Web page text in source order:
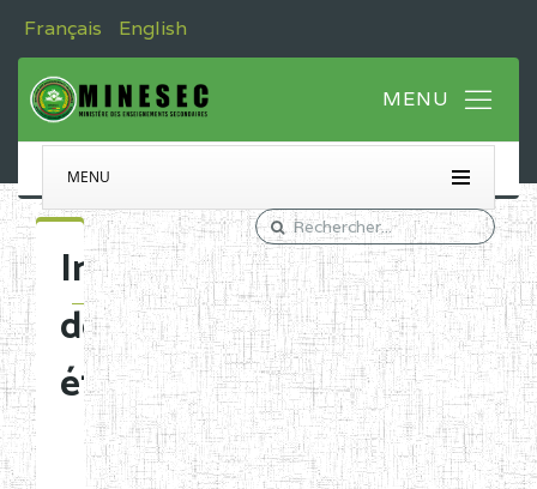
Français English
MENU
Immatriculation
des
établissements